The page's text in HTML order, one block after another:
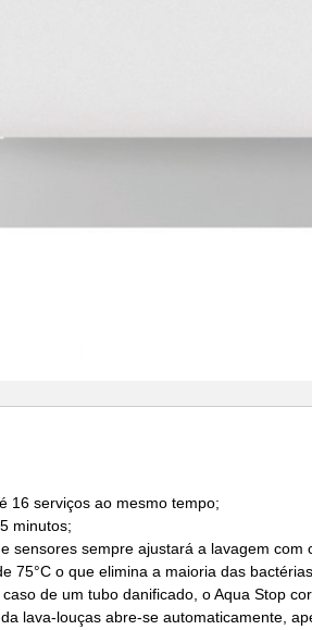
16 serviços ao mesmo tempo;
minutos;
sensores sempre ajustará a lavagem
75°C o que elimina a maioria das
de um tubo danificado, o Aqua Stop
lava-louças abre-se automaticamente,